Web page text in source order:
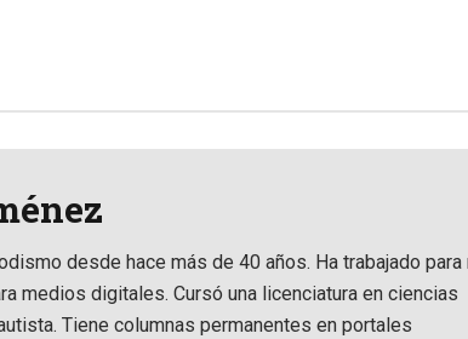
desde hace más de 40 años. Ha trabajado para
medios digitales. Cursó una licenciatura en ciencias
Tiene columnas permanentes en portales